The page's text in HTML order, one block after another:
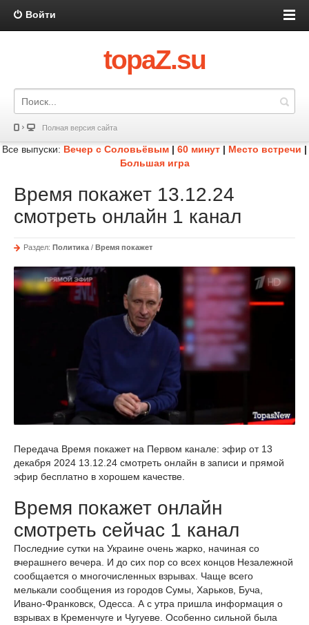
Войти
topaZ.su
Полная версия сайта
Все выпуски: Вечер с Соловьёвым | 60 минут | Место встречи |
Большая игра
Время покажет 13.12.24
смотреть онлайн 1 канал
Раздел: Политика / Время покажет
Передача Время покажет на Первом канале: эфир от 13
декабря 2024 13.12.24 смотреть онлайн в записи и прямой
эфир бесплатно в хорошем качестве.
Время покажет онлайн
смотреть сейчас 1 канал
Последние сутки на Украине очень жарко, начиная со
вчерашнего вечера. И до сих пор со всех концов Незалежной
сообщается о многочисленных взрывах. Чаще всего
мелькали сообщения из городов Сумы, Харьков, Буча,
Ивано-Франковск, Одесса. А с утра пришла информация о
взрывах в Кременчуге и Чугуеве. Особенно сильной была